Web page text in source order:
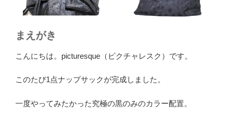
まえがき
こんにちは。picturesque（ピクチャレスク）です。
このたび1点ナップサックが完成しました。
一度やってみたかった究極の黒のみのカラー配置。